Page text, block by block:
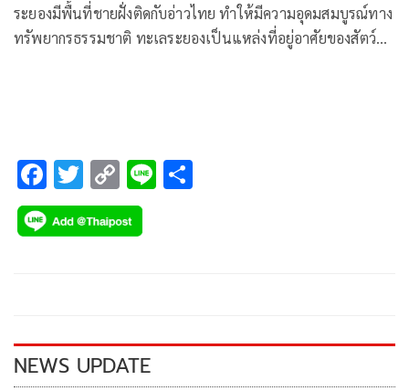
ระยองมีพื้นที่ชายฝั่งติดกับอ่าวไทย ทำให้มีความอุดมสมบูรณ์ทาง
ทรัพยากรธรรมชาติ ทะเลระยองเป็นแหล่งที่อยู่อาศัยของสัตว์น้ำ
F
ac
e
k
T
wi
tt
C
o
p
k
Li
NEWS UPDATE